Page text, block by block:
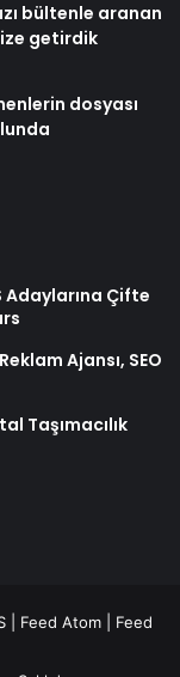
bültenle aranan
getirdik
dosyası
Adaylarına Çifte
Ajansı, SEO
Taşımacılık
Feed Atom
Feed